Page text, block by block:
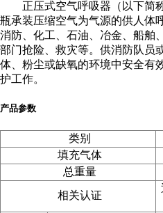
正压式空气呼吸器（以下简
瓶承装压缩空气为气源的供人体
消防、化工、石油、冶金、船舶
部门抢险、救灾等。供消防队员
体、粉尘或缺氧的环境中安全有
护工作。
产品参数
类别
填充气体
总重量
相关认证